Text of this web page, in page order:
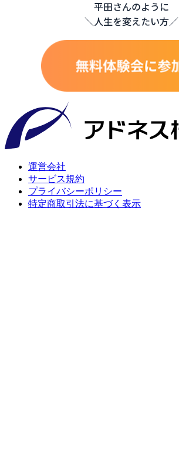
平田さんのように
＼人生を変えたい方／
運営会社
サービス規約
プライバシーポリシー
特定商取引法に基づく表示